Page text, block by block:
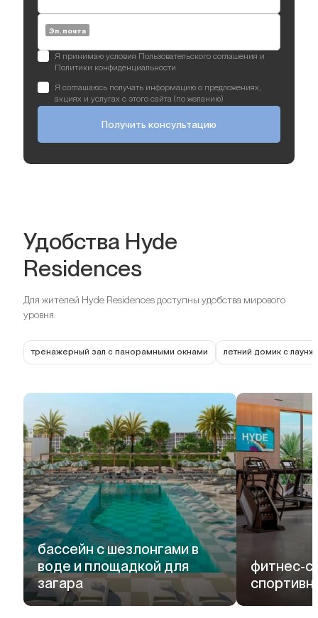
Эл. почта
Я принимаю условия Пользовательского соглашения и
Политики конфиденциальности
Я соглашаюсь получать информацию о предложениях,
акциях и услугах с этого сайта (по желанию)
Получить консультацию
Удобства Hyde
Residences
Для жителей Hyde Residences доступны удобства мирового
уровня:
бассейн с шезлонгами в
воде и площадкой для
загара
фитнес-
тренажерный зал с панорамными окнами летний домик с